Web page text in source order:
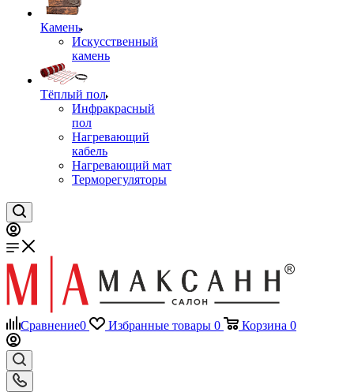
Камень
Искусственный
камень
Тёплый пол
Инфракрасный
пол
Нагревающий
кабель
Нагревающий мат
Терморегуляторы
Сравнение0 Избранные товары 0 Корзина 0